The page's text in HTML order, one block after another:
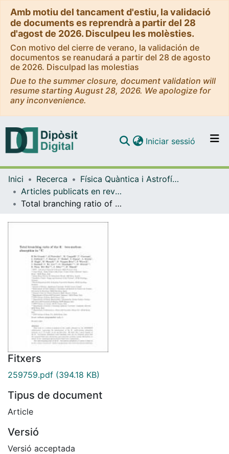
Amb motiu del tancament d'estiu, la validació
de documents es reprendrà a partir del 28
d'agost de 2026. Disculpeu les molèsties.
Con motivo del cierre de verano, la validación de
documentos se reanudará a partir del 28 de agosto
de 2026. Disculpad las molestias
Due to the summer closure, document validation will
resume starting August 28, 2026. We apologize for
any inconvenience.
Navega per tot el DD
Com publicar
Contacte
Iniciar sessió (current)
Inici Recerca
Física Quàntica i Astrofísica
Articles publicats en revistes (Física Quàntica i Astrofísica)
Total branching ratio of the K-two-nucleon absorption in 12C
Fitxers
259759.pdf (394.18 KB)
Tipus de document
Article
Versió
Versió acceptada